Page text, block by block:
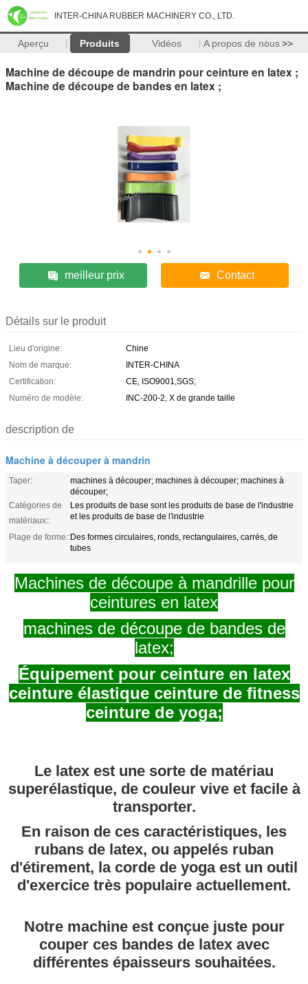
INTER-CHINA RUBBER MACHINERY CO., LTD.
Aperçu Produits Vidéos A propos de nous>>
Machine de découpe de mandrin pour ceinture en latex ;
Machine de découpe de bandes en latex ;
meilleur prix Contact
Détails sur le produit
Lieu d'origine:
Chine
Nom de marque:
INTER-CHINA
Certification:
CE, ISO9001,SGS;
Numéro de modèle:
INC-200-2, X de grande taille
description de
Machine à découper à mandrin
Taper:
machines à découper; machines à découper; machines à
découper;
Catégories de
matériaux::
Les produits de base sont les produits de base de l'industrie
et les produits de base de l'industrie
Plage de forme::Des formes circulaires, ronds, rectangulaires, carrés, de
tubes
Machines de découpe à mandrille pour
ceintures en latex
machines de découpe de bandes de
latex;
Équipement pour ceinture en latex
ceinture élastique ceinture de fitness
ceinture de yoga;
Le latex est une sorte de matériau
superélastique, de couleur vive et facile à
transporter.
En raison de ces caractéristiques, les
rubans de latex, ou appelés ruban
d'étirement, la corde de yoga est un outil
d'exercice très populaire actuellement.
Notre machine est conçue juste pour
couper ces bandes de latex avec
différentes épaisseurs souhaitées.